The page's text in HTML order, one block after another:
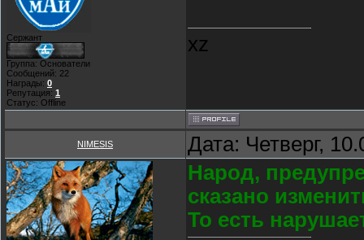
Сержант
Группа: Основатели
Сообщений: 22
Награды: 0
Репутация: 1
Статус: Offline
xz
NIMESIS Дата: Четверг,
Народ,
сказано
То есть